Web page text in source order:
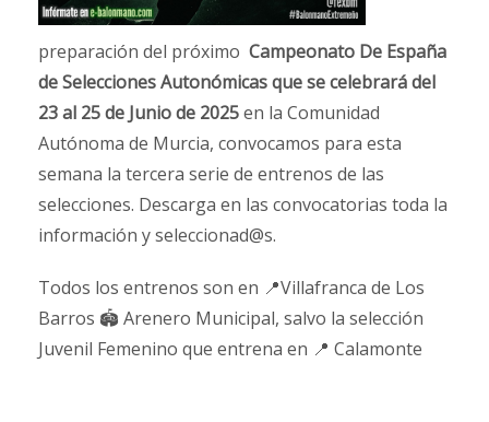
preparación del próximo Campeonato De España
de Selecciones Autonómicas que se celebrará del
23 al 25 de Junio de 2025en la Comunidad
Autónoma de Murcia, convocamos para esta
semana la tercera serie de entrenos de las
selecciones. Descarga en las convocatorias toda la
información y seleccionad@s.
Todos los entrenos son en 📍Villafranca de Los
Barros 🏟️ Arenero Municipal, salvo la selección
Juvenil Femenino que entrena en 📍 Calamonte